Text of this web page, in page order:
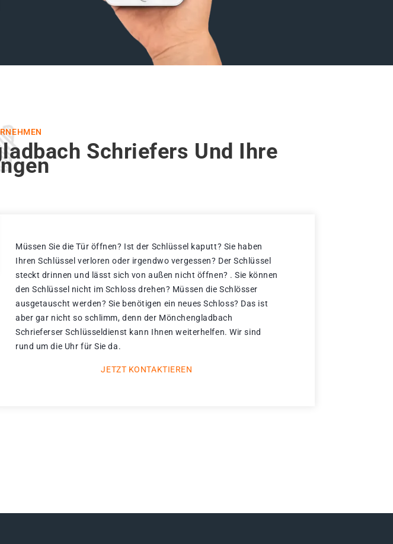
Schriefers Und Ihre
Müssen Sie die Tür öffnen? Ist der Schlüssel kaputt? Sie haben
Ihren Schlüssel verloren oder irgendwo vergessen? Der Schlüssel
steckt drinnen und lässt sich von außen nicht öffnen? . Sie können
den Schlüssel nicht im Schloss drehen? Müssen die Schlösser
ausgetauscht werden? Sie benötigen ein neues Schloss? Das ist
aber gar nicht so schlimm, denn der Mönchengladbach
Schrieferser Schlüsseldienst kann Ihnen weiterhelfen. Wir sind
rund um die Uhr für Sie da.
JETZT KONTAKTIEREN